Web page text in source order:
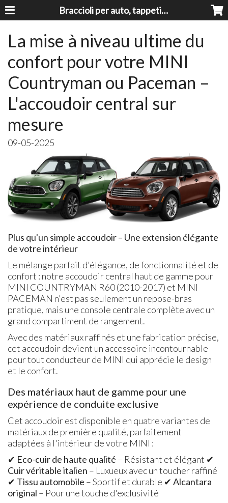
Braccioli per auto, tappeti auto, accessori auto MADE IN ITALY - Armrests, Mittelarmlehnen, Accoundoirs
La mise à niveau ultime du
confort pour votre MINI
Countryman ou Paceman –
L'accoudoir central sur
mesure
09-05-2025
Plus qu'un simple accoudoir – Une extension élégante
de votre intérieur
Le mélange parfait d'élégance, de fonctionnalité et de
confort : notre accoudoir central haut de gamme pour
MINI COUNTRYMAN R60 (2010-2017) et MINI
PACEMAN n'est pas seulement un repose-bras
pratique, mais une console centrale complète avec un
grand compartiment de rangement.
Avec des matériaux raffinés et une fabrication précise,
cet accoudoir devient un accessoire incontournable
pour tout conducteur de MINI qui apprécie le design
et le confort.
Des matériaux haut de gamme pour une
expérience de conduite exclusive
Cet accoudoir est disponible en quatre variantes de
matériaux de première qualité, parfaitement
adaptées à l'intérieur de votre MINI :
✔ Eco-cuir de haute qualité – Résistant et élégant ✔
Cuir véritable italien – Luxueux avec un toucher raffiné
✔ Tissu automobile – Sportif et durable ✔Alcantara
original – Pour une touche d'exclusivité